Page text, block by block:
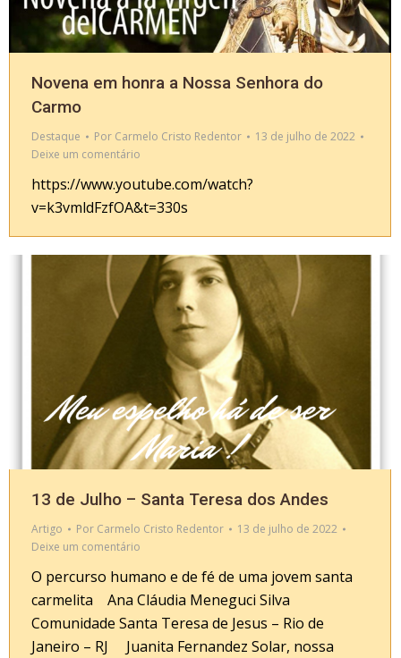
Novena em honra a Nossa Senhora do
Carmo
Destaque Por Carmelo Cristo Redentor
13 de julho de 2022
Deixe um comentário
https://www.youtube.com/watch?
v=k3vmldFzfOA&t=330s
13 de Julho – Santa Teresa dos Andes
Artigo Por Carmelo Cristo Redentor
13 de julho de 2022
Deixe um comentário
O percurso humano e de fé de uma jovem santa
carmelita Ana Cláudia Meneguci Silva
Comunidade Santa Teresa de Jesus – Rio de
Janeiro – RJ Juanita Fernandez Solar, nossa